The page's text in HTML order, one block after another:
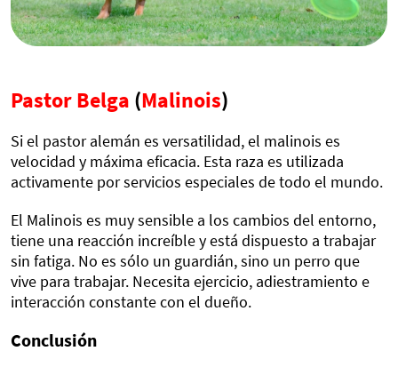
Pastor Belga (Malinois)
Si el pastor alemán es versatilidad, el malinois es
velocidad y máxima eficacia. Esta raza es utilizada
activamente por servicios especiales de todo el mundo.
El Malinois es muy sensible a los cambios del entorno,
tiene una reacción increíble y está dispuesto a trabajar
sin fatiga. No es sólo un guardián, sino un perro que
vive para trabajar. Necesita ejercicio, adiestramiento e
interacción constante con el dueño.
Conclusión